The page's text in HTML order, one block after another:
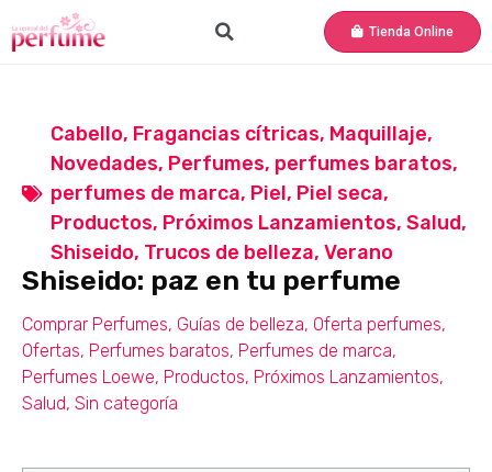
Tienda Online
Cabello, Fragancias cítricas, Maquillaje,
Novedades, Perfumes, perfumes baratos,
perfumes de marca, Piel, Piel seca,
Productos, Próximos Lanzamientos, Salud,
Shiseido, Trucos de belleza, Verano
Shiseido: paz en tu perfume
Comprar Perfumes, Guías de belleza, Oferta perfumes,
Ofertas, Perfumes baratos, Perfumes de marca,
Perfumes Loewe, Productos, Próximos Lanzamientos,
Salud, Sin categoría